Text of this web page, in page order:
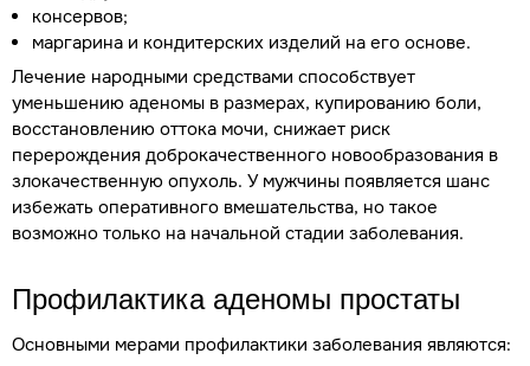
консервов;
маргарина и кондитерских изделий на его основе.
Лечение народными средствами способствует
уменьшению аденомы в размерах, купированию боли,
восстановлению оттока мочи, снижает риск
перерождения доброкачественного новообразования в
злокачественную опухоль. У мужчины появляется шанс
избежать оперативного вмешательства, но такое
возможно только на начальной стадии заболевания.
Профилактика аденомы простаты
Основными мерами профилактики заболевания являются: